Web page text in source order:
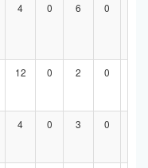
4 0 6 0
12 0 2 0
4 0 3 0